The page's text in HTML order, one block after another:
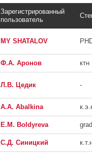
Зарегистрированный
пользователь
MY SHATALOV
Ф.А. Аронов ктн
Л.В. Цедик -
А.А. Abalkina
E.M. Boldyreva
С.Д. Cиницкий